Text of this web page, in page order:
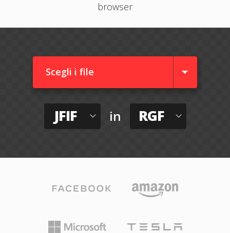
browser
Scegli i file
JFIF in RGF